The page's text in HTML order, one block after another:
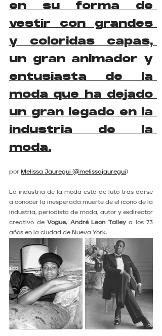
en su forma de
vestir con grandes
y coloridas capas,
un gran animador y
entusiasta de la
moda que ha dejado
un gran legado en la
industria de la
moda.
por Melissa Jauregui (@melissajauregui)
La industria de la moda está de luto tras darse
a conocer la inesperada muerte de el ícono de la
industria, periodista de moda, autor y exdirector
creativo de Vogue, André Leon Talley a los 73
años en la ciudad de Nueva York.